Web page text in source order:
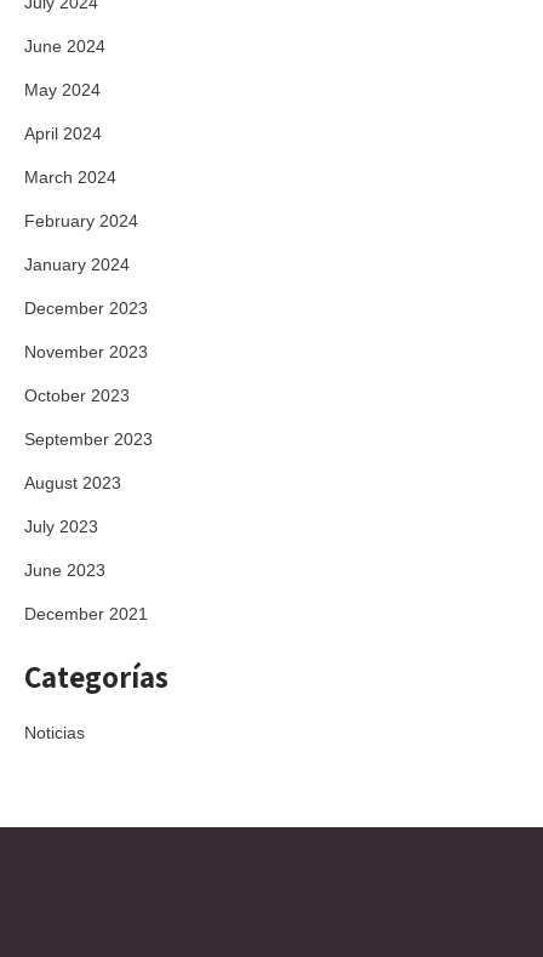
June 2024
May 2024
April 2024
March 2024
February 2024
January 2024
December 2023
November 2023
October 2023
September 2023
August 2023
July 2023
June 2023
December 2021
Categorías
Noticias